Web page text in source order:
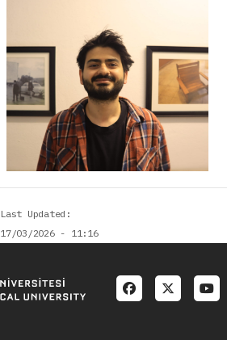
Last Updated
17/03/2026 - 11:16
Social menu